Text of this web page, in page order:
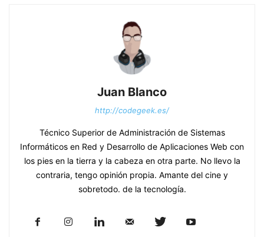
Juan Blanco
http://codegeek.es/
Técnico Superior de Administración de Sistemas
Informáticos en Red y Desarrollo de Aplicaciones Web con
los pies en la tierra y la cabeza en otra parte. No llevo la
contraria, tengo opinión propia. Amante del cine y
sobretodo. de la tecnología.